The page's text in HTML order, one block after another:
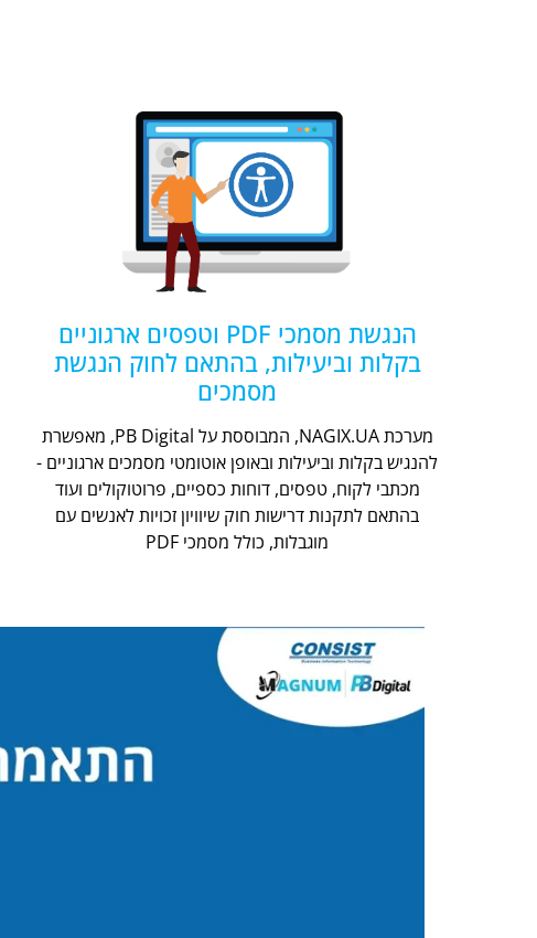
הנגשת מסמכי PDF וטפסים ארגוניים
בקלות וביעילות, בהתאם לחוק הנגשת
מסמכים
מערכת NAGIX.UA, המבוססת על PB Digital, מאפשרת
להנגיש בקלות וביעילות ובאופן אוטומטי מסמכים ארגוניים -
מכתבי לקוח, טפסים, דוחות כספיים, פרוטוקולים ועוד
בהתאם לתקנות דרישות חוק שיוויון זכויות לאנשים עם
מוגבלות, כולל מסמכי PDF